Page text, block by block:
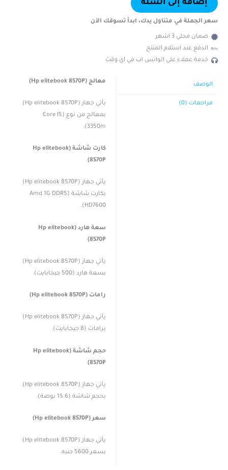
إضافة إلى السلة
سعر الجملة في متناول يدك، ابدأ تسوقك الآن
ضمان محلي 3 اشهر
الدفع عند استلام المنتج
خدمة عملاء علي الواتس اب في اي وقت
الوصف
مراجعات (0)
معالج (Hp elitebook 8570P)
يأتي جهاز (Hp elitebook 8570P)
بمعالج من نوع (Core I5
3350m).
كارت شاشة (Hp elitebook
8570P)
يأتي جهاز (Hp elitebook 8570P)
بكارت شاشة (Amd 1G DDR5
HD7600).
سعة هارد (Hp elitebook
8570P)
يأتي جهاز (Hp elitebook 8570P)
بسعة هارد (500 جيجابايت).
رامات (Hp elitebook 8570P)
يأتي جهاز (Hp elitebook 8570P)
برامات (8 جيجابايت).
حجم شاشة (Hp elitebook
8570P)
يأتي جهاز (Hp elitebook 8570P)
بحجم شاشة (15.6 بوصة).
سعر (Hp elitebook 8570P)
يأتي جهاز (Hp elitebook 8570P)
بسعر 5600 جنيه.